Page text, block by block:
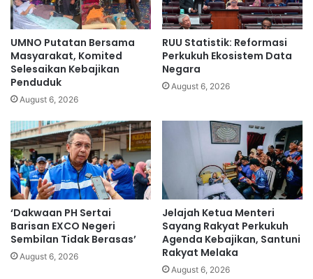
a
n
y
a
f
i
A
h
m
a
d
s
a
k
i
t
C
o
i
d
-
1
9
t
e
r
s
a
UMNO Putatan Bersama
Masyarakat, Komited
Selesaikan Kebajikan
Penduduk
August 6, 2026
RUU Statistik: Reformasi
Perkukuh Ekosistem Data
Negara
August 6, 2026
‘Dakwaan PH Sertai
Barisan EXCO Negeri
Sembilan Tidak Berasas’
August 6, 2026
Jelajah Ketua Menteri
Sayang Rakyat Perkukuh
Agenda Kebajikan, Santuni
Rakyat Melaka
August 6, 2026